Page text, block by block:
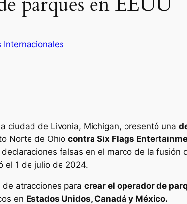
Internacionales
ciudad de Livonia, Michigan, presentó una
Norte de Ohio contra Six Flags
falsas en el marco de la fusión
el 1 de julio de 2024.
atracciones para crear el operador de
en Estados Unidos, Canadá y México.